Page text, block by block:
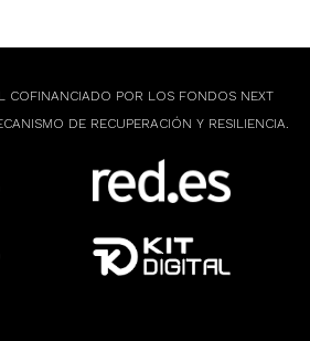
COFINANCIADO POR LOS FONDOS NEXT
DE RECUPERACIÓN Y RESILIENCIA.